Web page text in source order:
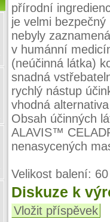
přírodní
je velmi bezpečný
nebyly
v humánní
(neúčinná látka)
snadná
rychlý nástup
vhodná
Obsah účinných
ALAVIS™
nenasycených
Velikost balení:
Diskuze k
Vložit příspěvek